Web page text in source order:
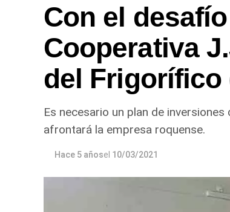
Con el
Cooperativa
del Frigorífico
Es necesario un plan de
afrontará la empresa roquense.
Hace 5 añosel 10/03/2021